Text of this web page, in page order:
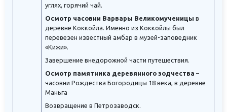
углях, горячий чай.
Осмотр часовни Варвары Великомученицы в
деревне Коккойла. Именно из Коккойлы был
перевезен известный амбар в музей-заповедник
«Кижи».
Завершение внедорожной части путешествия.
Осмотр памятника деревянного зодчества –
часовни Рождества Богородицы 18 века, в деревне
Маньга
Возвращение в Петрозаводск.